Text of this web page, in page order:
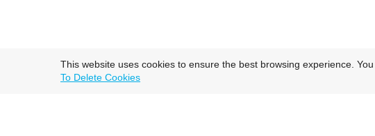
This website uses cookies to ensure the best browsing experience.
To Delete Cookies